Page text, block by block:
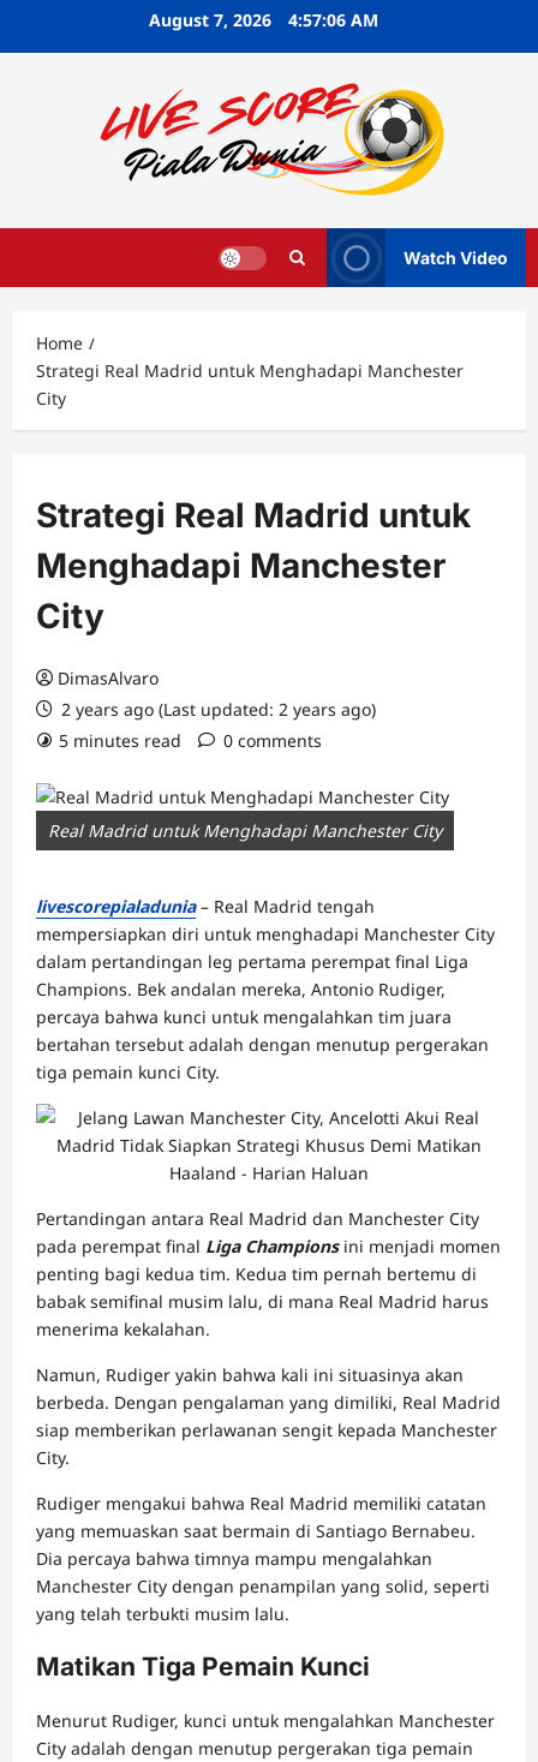
August 7, 2026 4:57:07 AM
Watch Video
Home
Strategi Real Madrid untuk Menghadapi Manchester
City
Strategi Real Madrid untuk
Menghadapi Manchester
City
DimasAlvaro
2 years ago (Last updated: 2 years ago)
5 minutes read
0 comments
Real Madrid untuk Menghadapi Manchester City
livescorepialadunia– Real Madrid tengah
mempersiapkan diri untuk menghadapi Manchester City
dalam pertandingan leg pertama perempat final Liga
Champions. Bek andalan mereka, Antonio Rudiger,
percaya bahwa kunci untuk mengalahkan tim juara
bertahan tersebut adalah dengan menutup pergerakan
tiga pemain kunci City.
Pertandingan antara Real Madrid dan Manchester City
pada perempat final Liga Championsini menjadi momen
penting bagi kedua tim. Kedua tim pernah bertemu di
babak semifinal musim lalu, di mana Real Madrid harus
menerima kekalahan.
Namun, Rudiger yakin bahwa kali ini situasinya akan
berbeda. Dengan pengalaman yang dimiliki, Real Madrid
siap memberikan perlawanan sengit kepada Manchester
City.
Rudiger mengakui bahwa Real Madrid memiliki catatan
yang memuaskan saat bermain di Santiago Bernabeu.
Dia percaya bahwa timnya mampu mengalahkan
Manchester City dengan penampilan yang solid, seperti
yang telah terbukti musim lalu.
Matikan Tiga Pemain Kunci
Menurut Rudiger, kunci untuk mengalahkan Manchester
City adalah dengan menutup pergerakan tiga pemain